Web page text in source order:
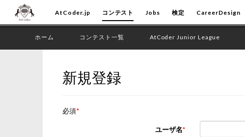
AtCoder.jp コンテスト Jobs 検定 CareerDesign
ホーム コンテスト一覧 AtCoder Junior League
新規登録
必須
ユーザ名